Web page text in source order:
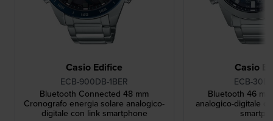
Casio Edifice
ECB-900DB-1BER
Bluetooth Connected 48 mm
Cronografo energia solare analogico-
digitale con link smartphone
Casio
ECB-
Bluetooth 46
analogico-digitale